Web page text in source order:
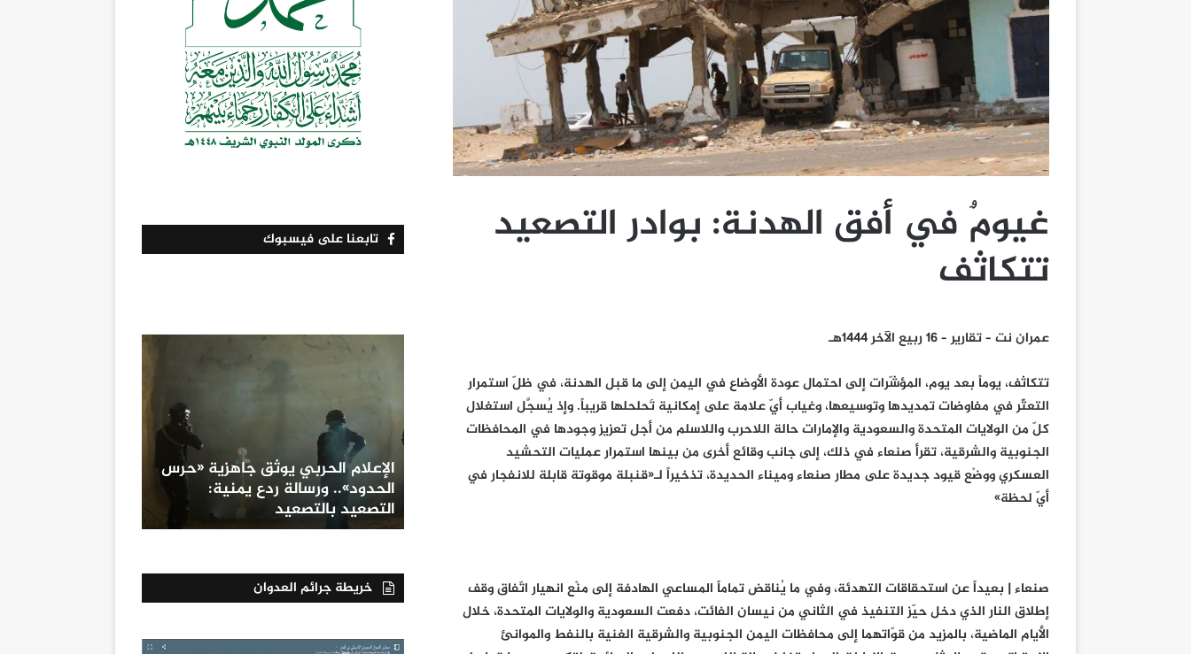
غيومٌ في أفق الهدنة: بوادر التصعيد
تتكاثف
عمران نت – تقارير – 16 ربيع الآخر 1444هـ
تتكاثف، يوماً بعد يوم، المؤشّرات إلى احتمال عودة الأوضاع في اليمن إلى ما قبل الهدنة، في ظلّ استمرار
التعثّر في مفاوضات تمديدها وتوسيعها، وغياب أيّ علامة على إمكانية تَحلحلها قريباً. وإذ يُسجَّل استغلال
كلّ من الولايات المتحدة والسعودية والإمارات حالة اللاحرب واللاسلم من أجل تعزيز وجودها في المحافظات
الجنوبية والشرقية، تقرأ صنعاء في ذلك، إلى جانب وقائع أخرى من بينها استمرار عمليات التحشيد
العسكري ووضْع قيود جديدة على مطار صنعاء وميناء الحديدة، تذخيراً لـ«قنبلة موقوتة قابلة للانفجار في
أيّ لحظة»
صنعاء | بعيداً عن استحقاقات التهدئة، وفي ما يُناقض تماماً المساعي الهادفة إلى منْع انهيار اتّفاق وقف
إطلاق النار الذي دخل حيّز التنفيذ في الثاني من نيسان الفائت، دفعت السعودية والولايات المتحدة، خلال
الأيام الماضية، بالمزيد من قوّاتهما إلى محافظات اليمن الجنوبية والشرقية الغنية بالنفط والموانئ
تابعنا على فيسبوك
الإعلام الحربي يوثق جاهزية «حرس
الحدود».. ورسالة ردع يمنية:
التصعيد بالتصعيد
خريطة جرائم العدوان